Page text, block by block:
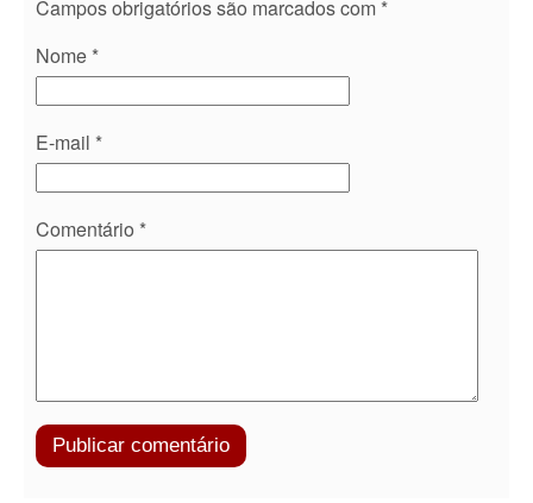
Campos obrigatórios são marcados com *
Nome *
E-mail *
Comentário *